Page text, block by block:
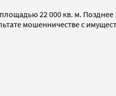
22 000 кв. м. Позднее
мошенничестве с